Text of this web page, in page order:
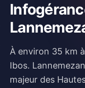
À environ 35 km
Ibos.
majeur des